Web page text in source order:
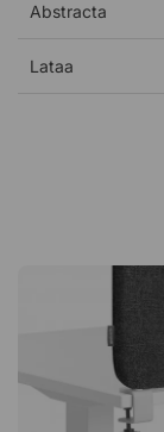
Abstracta
Lataa